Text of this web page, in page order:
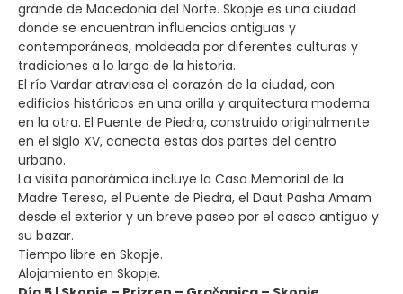
grande de Macedonia del Norte. Skopje es una ciudad
donde se encuentran influencias antiguas y
contemporáneas, moldeada por diferentes culturas y
tradiciones a lo largo de la historia.
El río Vardar atraviesa el corazón de la ciudad, con
edificios históricos en una orilla y arquitectura moderna
en la otra. El Puente de Piedra, construido originalmente
en el siglo XV, conecta estas dos partes del centro
urbano.
La visita panorámica incluye la Casa Memorial de la
Madre Teresa, el Puente de Piedra, el Daut Pasha Amam
desde el exterior y un breve paseo por el casco antiguo y
su bazar.
Tiempo libre en Skopje.
Alojamiento en Skopje.